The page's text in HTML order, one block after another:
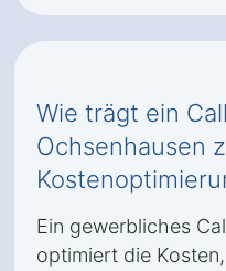
Wie trägt ein
Ochsenhausen
Ein gewerbliches
optimiert die